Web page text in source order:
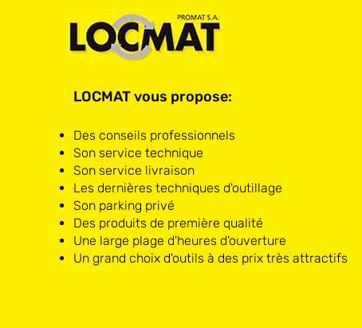
LOCMAT vous propose:
Des conseils professionnels
Son service technique
Son service livraison
Les dernières techniques d'outillage
Son parking privé
Des produits de première qualité
Une large plage d'heures d'ouverture
Un grand choix d'outils à des prix très attractifs